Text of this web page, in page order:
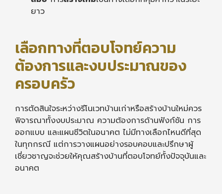
ยาว
เลือกทางที่ตอบโจทย์ความ
ต้องการและงบประมาณของ
ครอบครัว
การตัดสินใจระหว่างรีโนเวทบ้านเก่าหรือสร้างบ้านใหม่ควร
พิจารณาทั้งงบประมาณ ความต้องการด้านฟังก์ชัน การ
ออกแบบ และแผนชีวิตในอนาคต ไม่มีทางเลือกไหนดีที่สุด
ในทุกกรณี แต่การวางแผนอย่างรอบคอบและปรึกษาผู้
เชี่ยวชาญจะช่วยให้คุณสร้างบ้านที่ตอบโจทย์ทั้งปัจจุบันและ
อนาคต